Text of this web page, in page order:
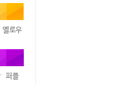
옐로우
퍼플